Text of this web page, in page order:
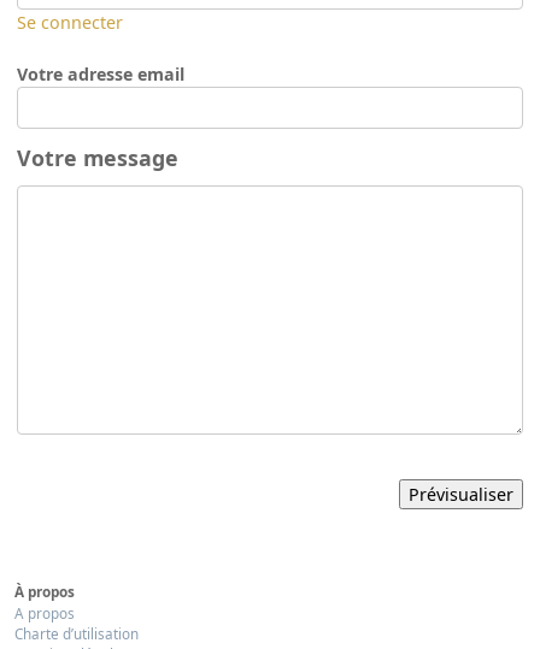
Se connecter
Votre adresse email
Votre message
À propos
A propos
Charte d’utilisation